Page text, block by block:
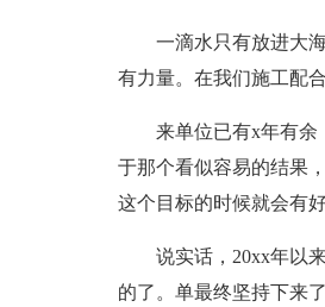
一滴水只有放进大
有力量。在我们施工配
来单位已有x年有余
于那个看似容易的结果
这个目标的时候就会有
说实话，20xx年以
的了。单最终坚持下来